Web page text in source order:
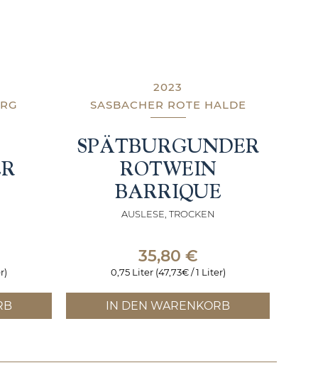
2023
SASBACHER ROTE HALDE
SPÄTBURGUNDER
ROTWEIN
BARRIQUE
AUSLESE, TROCKEN
35,80 €
0,75 Liter (47,73€ / 1 Liter)
IN DEN WARENKORB